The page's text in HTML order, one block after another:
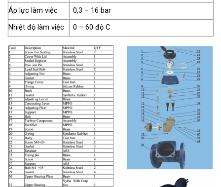
Áp lực làm việc
0,3 – 16 bar
Nhiệt độ làm việc
0 – 60 độ C